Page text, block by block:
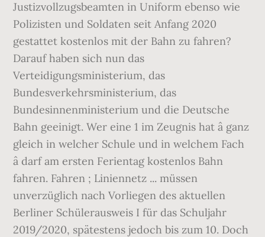
Justizvollzugsbeamten in Uniform ebenso wie
Polizisten und Soldaten seit Anfang 2020
gestattet kostenlos mit der Bahn zu fahren?
Darauf haben sich nun das
Verteidigungsministerium, das
Bundesverkehrsministerium, das
Bundesinnenministerium und die Deutsche
Bahn geeinigt. Wer eine 1 im Zeugnis hat â ganz
gleich in welcher Schule und in welchem Fach
â darf am ersten Ferientag kostenlos Bahn
fahren. Fahren ; Liniennetz ... müssen
unverzüglich nach Vorliegen des aktuellen
Berliner Schülerausweis I für das Schuljahr
2019/2020, spätestens jedoch bis zum 10. Doch